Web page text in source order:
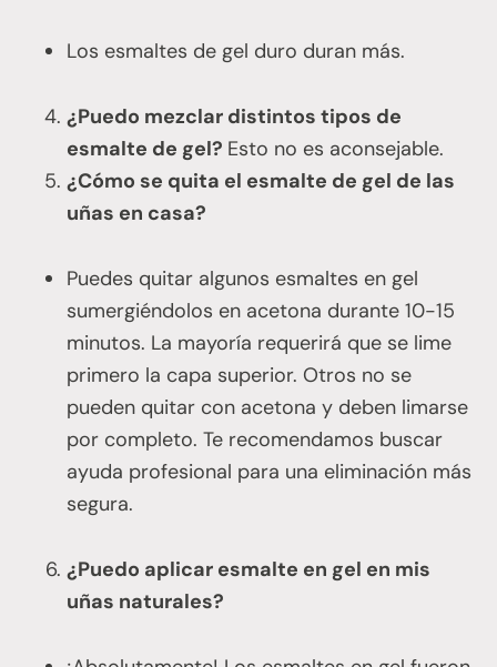
Los esmaltes de gel duro duran más.
¿Puedo mezclar distintos tipos de
esmalte de gel? Esto no es aconsejable.
¿Cómo se quita el esmalte de gel de las
uñas en casa?
Puedes quitar algunos esmaltes en gel
sumergiéndolos en acetona durante 10-15
minutos. La mayoría requerirá que se lime
primero la capa superior. Otros no se
pueden quitar con acetona y deben limarse
por completo. Te recomendamos buscar
ayuda profesional para una eliminación más
segura.
¿Puedo aplicar esmalte en gel en mis
uñas naturales?